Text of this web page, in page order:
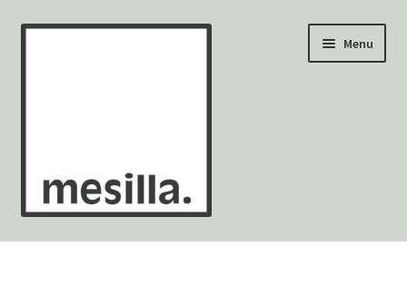
Ga
Ga
Menu
Wandtegels